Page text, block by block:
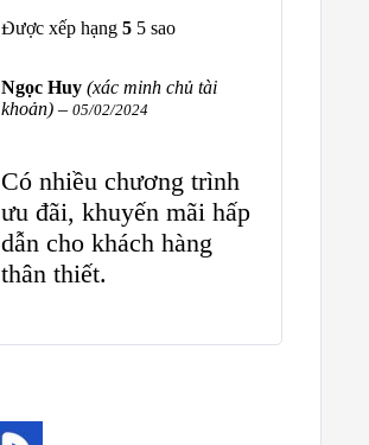
Được xếp hạng 5 5 sao
Ngọc Huy (xác minh chủ tài
khoản) – 05/02/2024
Có nhiều chương trình
ưu đãi, khuyến mãi hấp
dẫn cho khách hàng
thân thiết.